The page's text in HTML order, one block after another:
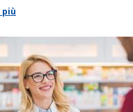
e fornendo dritte per la
più